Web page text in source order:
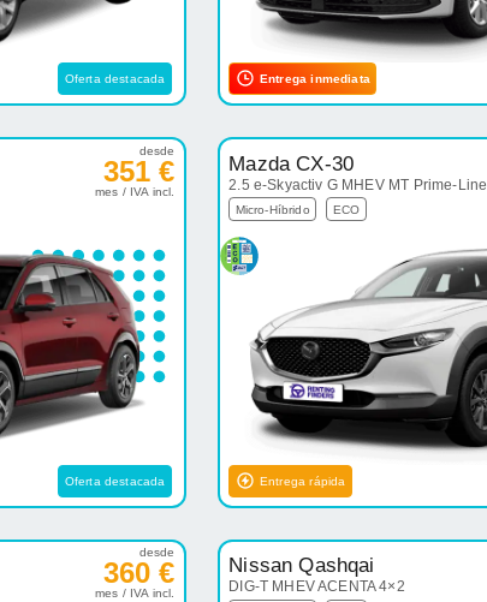
Oferta destacada Entrega inmediata
desde
351 €
mes / IVA incl.
Oferta destacada
Mazda CX-30
2.5 e-Skyactiv G MHEV MT Prime-Line
Micro-Híbrido ECO
Entrega rápida
desde
360 €
mes / IVA incl.
Nissan Qashqai
DIG-T MHEV ACENTA 4×2